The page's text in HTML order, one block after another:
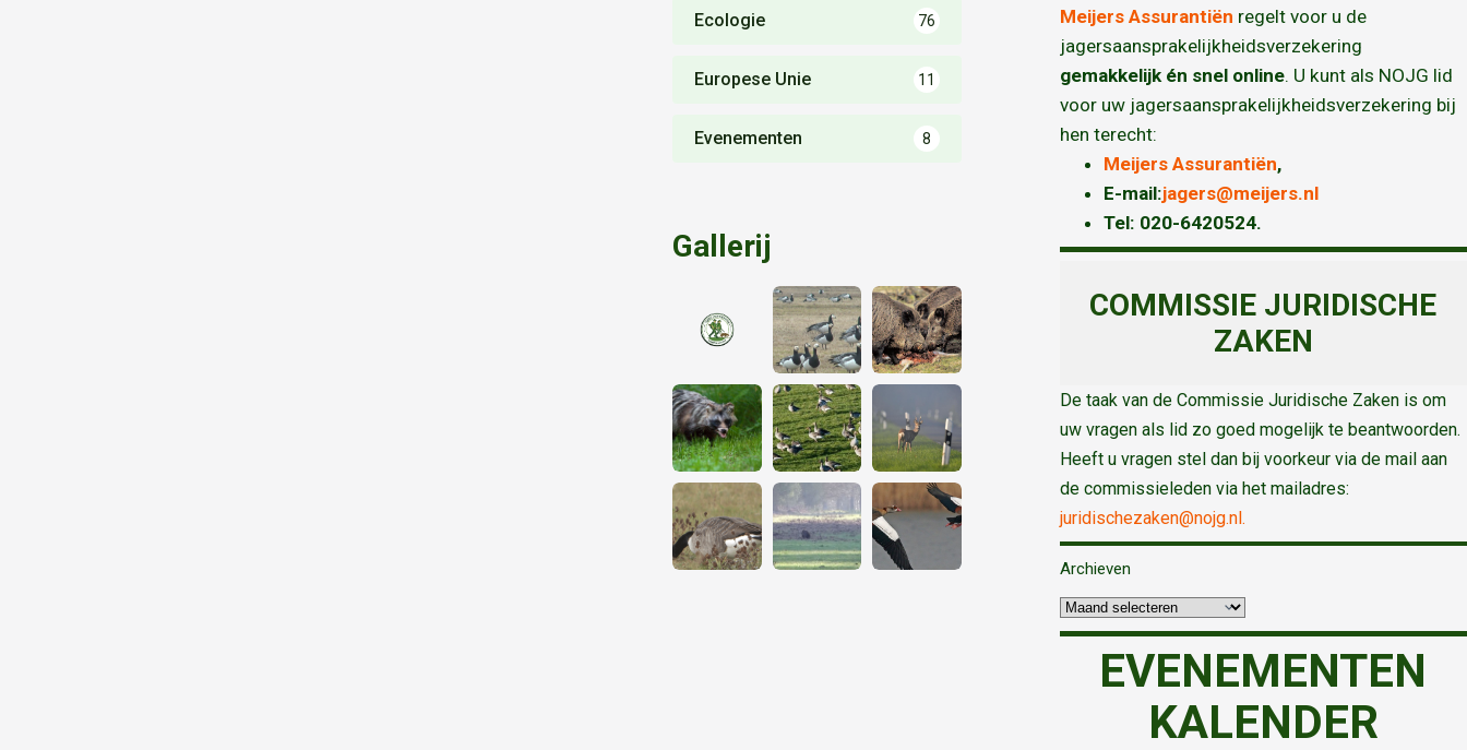
Ecologie 76
Europese Unie 11
Evenementen 8
Gallerij
Meijers Assurantiën regelt voor u de
jagersaansprakelijkheidsverzekering
gemakkelijk én snel online. U kunt als NOJG lid
voor uw jagersaansprakelijkheidsverzekering bij
hen terecht:
Meijers Assurantiën,
E-mail:jagers@meijers.nl
Tel: 020-6420524.
COMMISSIE JURIDISCHE
ZAKEN
De taak van de Commissie Juridische Zaken is om
uw vragen als lid zo goed mogelijk te beantwoorden.
Heeft u vragen stel dan bij voorkeur via de mail aan
de commissieleden via het mailadres:
juridischezaken@nojg.nl.
Archieven
EVENEMENTEN
KALENDER